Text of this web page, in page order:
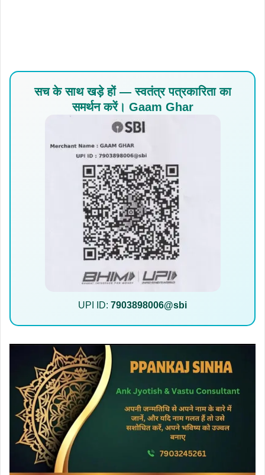
सच के साथ खड़े हों — स्वतंत्र पत्रकारिता का
समर्थन करें। Gaam Ghar
UPI ID: 7903898006@sbi